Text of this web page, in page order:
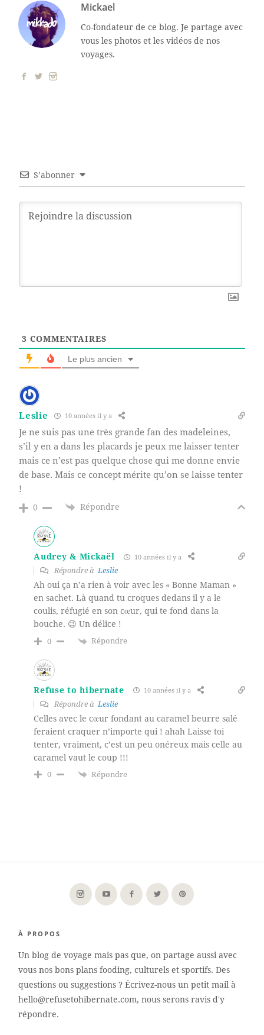
Mickael
Co-fondateur de ce blog. Je partage avec
vous les photos et les vidéos de nos
voyages.
S’abonner
3 COMMENTAIRES
Le plus ancien
Leslie 10 années il y a
Je ne suis pas une très grande fan des madeleines,
s’il y en a dans les placards je peux me laisser tenter
mais ce n’est pas quelque chose qui me donne envie
de base. Mais ce concept mérite qu’on se laisse tenter
!
0 Répondre
Audrey & Mickaël 10 années il y a
Répondre àLeslie
Ah oui ça n’a rien à voir avec les « Bonne Maman »
en sachet. Là quand tu croques dedans il y a le
coulis, réfugié en son cœur, qui te fond dans la
bouche. 😉 Un délice !
0 Répondre
Refuse to hibernate 10 années il y a
Répondre à Leslie
Celles avec le cœur fondant au caramel beurre salé
feraient craquer n’importe qui ! ahah Laisse toi
tenter, vraiment, c’est un peu onéreux mais celle au
caramel vaut le coup !!!
0 Répondre
À PROPOS
Un blog de voyage mais pas que, on partage aussi avec
vous nos bons plans fooding, culturels et sportifs. Des
questions ou suggestions ? Écrivez-nous un petit mail à
hello@refusetohibernate.com, nous serons ravis d'y
répondre.